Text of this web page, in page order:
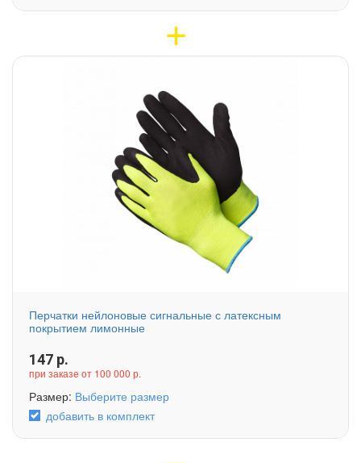
Перчатки нейлоновые сигнальные с латексным
покрытием лимонные
147 р.
при заказе от 100 000 р.
Размер: Выберите размер
добавить в комплект